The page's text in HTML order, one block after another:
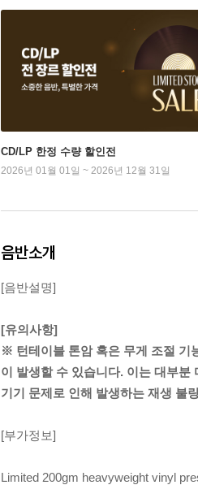
CD/LP 한정 수량 할인전
2026년 01월 01일 ~ 2026년 12월 31일
음반소개
[음반설명]
[유의사항]
※ 턴테이블 톤암 혹은 무게 조절 기
이 발생할 수 있습니다. 이는 대부분
기기 문제로 인해 발생하는 재생 불
[부가정보]
Limited 200gm heavyweight vinyl